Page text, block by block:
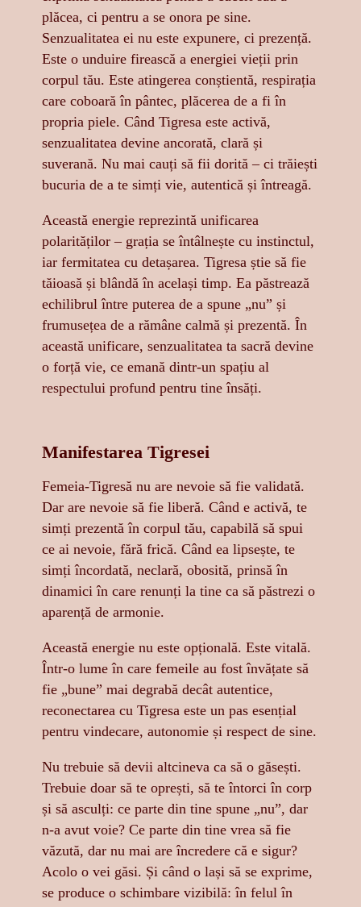
plăcea, ci pentru a se onora pe sine.
Senzualitatea ei nu este expunere, ci prezență.
Este o unduire firească a energiei vieții prin
corpul tău. Este atingerea conștientă, respirația
care coboară în pântec, plăcerea de a fi în
propria piele. Când Tigresa este activă,
senzualitatea devine ancorată, clară și
suverană. Nu mai cauți să fii dorită – ci trăiești
bucuria de a te simți vie, autentică și întreagă.
Această energie reprezintă unificarea
polarităților – grația se întâlnește cu instinctul,
iar fermitatea cu detașarea. Tigresa știe să fie
tăioasă și blândă în același timp. Ea păstrează
echilibrul între puterea de a spune „nu” și
frumusețea de a rămâne calmă și prezentă. În
această unificare, senzualitatea ta sacră devine
o forță vie, ce emană dintr-un spațiu al
respectului profund pentru tine însăți.
Manifestarea Tigresei
Femeia-Tigresă nu are nevoie să fie validată.
Dar are nevoie să fie liberă. Când e activă, te
simți prezentă în corpul tău, capabilă să spui
ce ai nevoie, fără frică. Când ea lipsește, te
simți încordată, neclară, obosită, prinsă în
dinamici în care renunți la tine ca să păstrezi o
aparență de armonie.
Această energie nu este opțională. Este vitală.
Într-o lume în care femeile au fost învățate să
fie „bune” mai degrabă decât autentice,
reconectarea cu Tigresa este un pas esențial
pentru vindecare, autonomie și respect de sine.
Nu trebuie să devii altcineva ca să o găsești.
Trebuie doar să te oprești, să te întorci în corp
și să asculți: ce parte din tine spune „nu”, dar
n-a avut voie? Ce parte din tine vrea să fie
văzută, dar nu mai are încredere că e sigur?
Acolo o vei găsi. Și când o lași să se exprime,
se produce o schimbare vizibilă: în felul în